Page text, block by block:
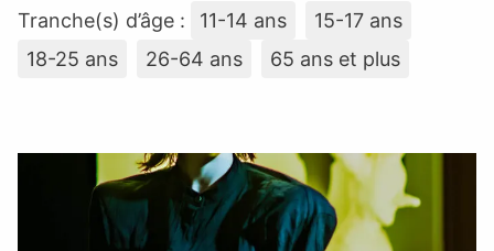
Tranche(s) d’âge : 11-14 ans
15-17 ans
18-25 ans
26-64 ans 65 ans et plus